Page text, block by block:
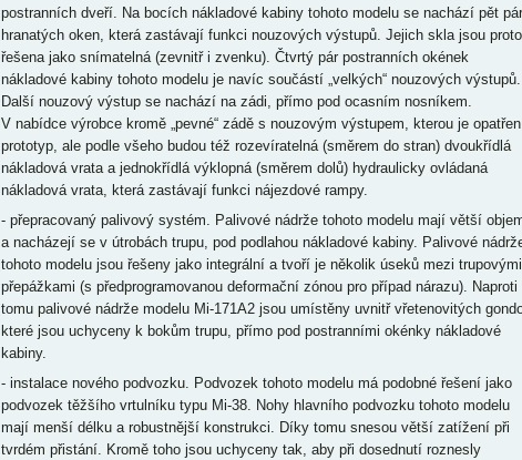
postranních dveří. Na bocích nákladové kabiny tohoto modelu se nachází pět
hranatých oken, která zastávají funkci nouzových výstupů. Jejich skla jsou proto
řešena jako snímatelná (zevnitř i zvenku). Čtvrtý pár postranních okének
nákladové kabiny tohoto modelu je navíc součástí „velkých“ nouzových výstupů.
Další nouzový výstup se nachází na zádi, přímo pod ocasním nosníkem.
V nabídce výrobce kromě „pevné“ zádě s nouzovým výstupem, kterou je opatřen
prototyp, ale podle všeho budou též rozevíratelná (směrem do stran) dvoukřídlá
nákladová vrata a jednokřídlá výklopná (směrem dolů) hydraulicky ovládaná
nákladová vrata, která zastávají funkci nájezdové rampy.
- přepracovaný palivový systém. Palivové nádrže tohoto modelu mají větší
a nacházejí se v útrobách trupu, pod podlahou nákladové kabiny. Palivové
tohoto modelu jsou řešeny jako integrální a tvoří je několik úseků mezi trupovými
přepážkami (s předprogramovanou deformační zónou pro případ nárazu). Naproti
tomu palivové nádrže modelu Mi-171A2 jsou umístěny uvnitř vřetenovitých
které jsou uchyceny k bokům trupu, přímo pod postranními okénky nákladové
kabiny.
- instalace nového podvozku. Podvozek tohoto modelu má podobné řešení jako
podvozek těžšího vrtulníku typu Mi-38. Nohy hlavního podvozku tohoto modelu
mají menší délku a robustnější konstrukci. Díky tomu snesou větší zatížení při
tvrdém přistání. Kromě toho jsou uchyceny tak, aby při dosednutí roznesly